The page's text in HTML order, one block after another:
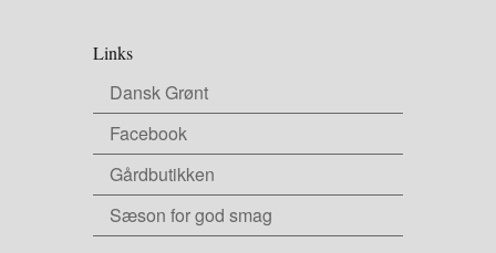
Links
Dansk Grønt
Facebook
Gårdbutikken
Sæson for god smag